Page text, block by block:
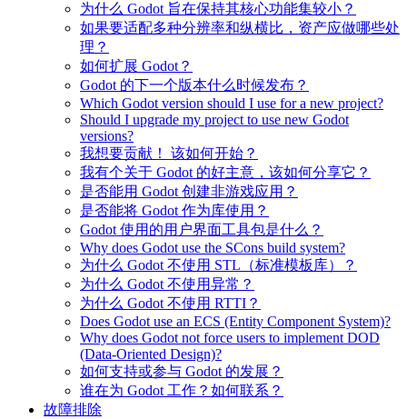
为什么 Godot 旨在保持其核心功能集较小？
如果要适配多种分辨率和纵横比，资产应做哪些处
理？
如何扩展 Godot？
Godot 的下一个版本什么时候发布？
Which Godot version should I use for a new project?
Should I upgrade my project to use new Godot
versions?
我想要贡献！ 该如何开始？
我有个关于 Godot 的好主意，该如何分享它？
是否能用 Godot 创建非游戏应用？
是否能将 Godot 作为库使用？
Godot 使用的用户界面工具包是什么？
Why does Godot use the SCons build system?
为什么 Godot 不使用 STL（标准模板库）？
为什么 Godot 不使用异常？
为什么 Godot 不使用 RTTI？
Does Godot use an ECS (Entity Component System)?
Why does Godot not force users to implement DOD
(Data-Oriented Design)?
如何支持或参与 Godot 的发展？
谁在为 Godot 工作？如何联系？
故障排除